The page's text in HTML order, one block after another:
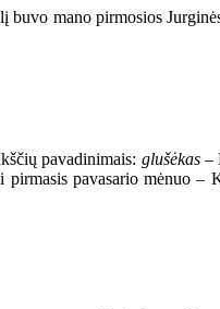
mano pirmosios
pavadinimais: glušėkas –
pavasario mėnuo –